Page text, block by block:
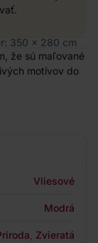
350 x 280 cm
že sú maľované
motívov do
Vliesové
Modrá
Zvieratá